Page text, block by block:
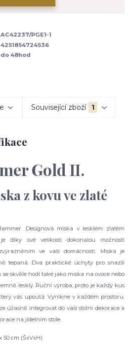
AC42237/PGE1-1
4251854724536
do 48hod
Související zboží 1
Gold II.
z kovu ve zlaté
Designová miska v lesklém zlatém
díky své velikosti dokonalou možností
ve vaší domácnosti. Miska je
tepaná. Dva praktické úchyty pro snazší
skvěle hodí také jako miska na ovoce nebo
lesklý. Ruční výroba, proto je každý kus
vás upoutá. Vynikne v každém prostoru.
úžasně integrovat do vaší stolní dekorace a
na jídelním stole.
50 cm (ŠxVxH)